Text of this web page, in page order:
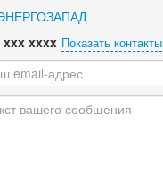
xxx xxxx Показать контакты